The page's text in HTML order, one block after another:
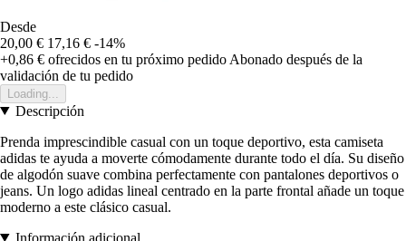
Desde
20,00 € 17,16 € -14%
+0,86 € ofrecidos en tu próximo pedido Abonado después de la
validación de tu pedido
Loading...
Descripción
Prenda imprescindible casual con un toque deportivo, esta camiseta
adidas te ayuda a moverte cómodamente durante todo el día. Su diseño
de algodón suave combina perfectamente con pantalones deportivos o
jeans. Un logo adidas lineal centrado en la parte frontal añade un toque
moderno a este clásico casual.
Información adicional